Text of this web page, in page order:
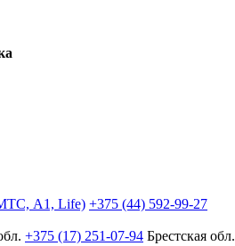
A1, Life) +375 (44) 592-99-27
+375 (17) 251-07-94 Брестская обл.